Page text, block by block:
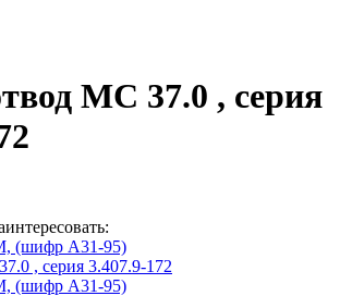
МС 37.0 , серия
(шифр А31-95)
, серия 3.407.9-172
(шифр А31-95)